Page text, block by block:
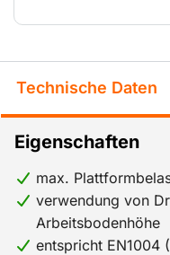
aufzubauen und
möchten.
Technische Daten
Eigenschaften
max.
verwendung von
Arbeitsbodenhöhe
entspricht EN1004